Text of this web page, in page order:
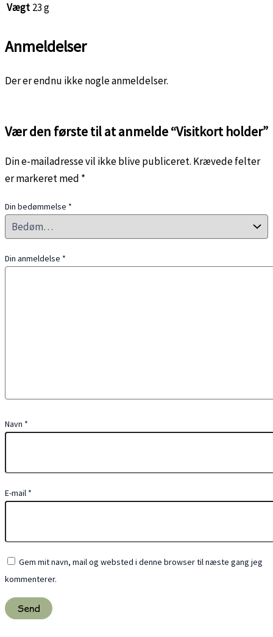
Vægt 23 g
Anmeldelser
Der er endnu ikke nogle anmeldelser.
Vær den første til at anmelde “Visitkort holder”
Din e-mailadresse vil ikke blive publiceret. Krævede felter
er markeret med *
Din bedømmelse *
Din anmeldelse *
Navn *
E-mail *
Gem mit navn, mail og websted i denne browser til næste gang jeg
kommenterer.